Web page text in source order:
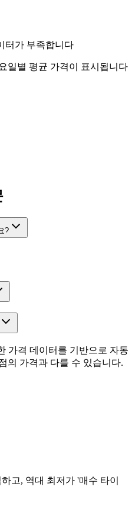
터가 부족합니다
일별 평균 가격이 표시됩니다
?
가격 데이터를 기반으로 자동
의 가격과 다를 수 있습니다.
고, 역대 최저가 '매수 타이